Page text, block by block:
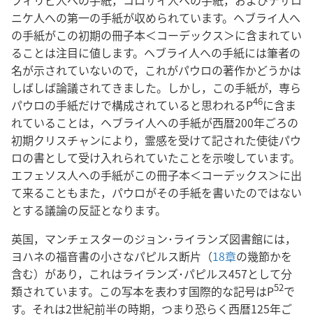
ニケ人への第一の手紙が収められています。ヘブライ人へ
の手紙がこの初期の冊子本＜コーデックス＞に含まれてい
ることは注目に値します。ヘブライ人への手紙には筆者の
名が示されていないので，これがパウロの著作かどうかは
しばしば論議されてきました。しかし，この手紙が，専ら
パウロの手紙だけで構成されていると思われるP46に含ま
れていることは，ヘブライ人への手紙が西暦200年ごろの
初期クリスチャンにより，霊感を受けて記された使徒パウ
ロの書として受け入れられていたことを示唆しています。
エフェソス人への手紙がこの冊子本＜コーデックス＞に出
て来ることもまた，パウロがその手紙を書いたのではない
とする議論の反証となります。
英国，マンチェスターのジョン･ライランズ図書館には，
ヨハネの福音書の小さなパピルス断片（18章の幾節かを
含む）があり，これはライランズ･パピルス457として分
類されています。この写本を表わす国際的な記号はP52で
す。それは2世紀前半の時期，つまり恐らく西暦125年ご